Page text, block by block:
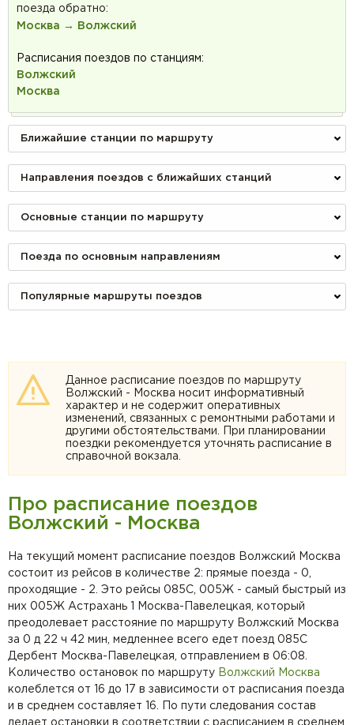
Данное расписание поездов по маршруту
Волжский - Москва носит информативный
характер и не содержит оперативных
изменений, связанных с ремонтными работами и
другими обстоятельствами. При планировании
поездки рекомендуется уточнять расписание в
справочной вокзала.
Про расписание поездов
Волжский - Москва
На текущий момент расписание поездов Волжский Москва
состоит из рейсов в количестве 2: прямые поезда - 0,
проходящие - 2. Это рейсы 085С, 005Ж - самый быстрый из
них 005Ж Астрахань 1 Москва-Павелецкая, который
преодолевает расстояние по маршруту Волжский Москва
за 0 д 22 ч 42 мин, медленнее всего едет поезд 085С
Дербент Москва-Павелецкая, отправлением в 06:08.
Количество остановок по маршруту Волжский
Москва
колеблется от 16 до 17 в зависимости от расписания поезда
и в среднем составляет 16. По пути следования состав
делает остановки в соответствии с расписанием в среднем
поезда обратно:
Москва → Волжский
Расписания поездов по станциям:
Волжский
Москва
Ближайшие станции по маршруту
Направления поездов с ближайших станций
Основные станции по маршруту
Поезда по основным направлениям
Популярные маршруты поездов